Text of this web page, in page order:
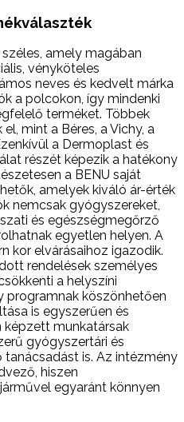
amely magában
vényköteles
neves és kedvelt márka
a polcokon, így mindenki
terméket. Többek
mint a Béres, a Vichy, a
a Dermoplast és
részét képezik a hatékony
a BENU saját
amelyek kiváló ár-érték
nemcsak gyógyszereket,
és egészségmegőrző
egyetlen helyen. A
kor elvárásaihoz igazodik.
rendelések személyes
a helyszíni
programnak köszönhetően
is egyszerűen és
képzett munkatársak
gyógyszertári és
is. Az intézmény
hiszen
egyaránt könnyen